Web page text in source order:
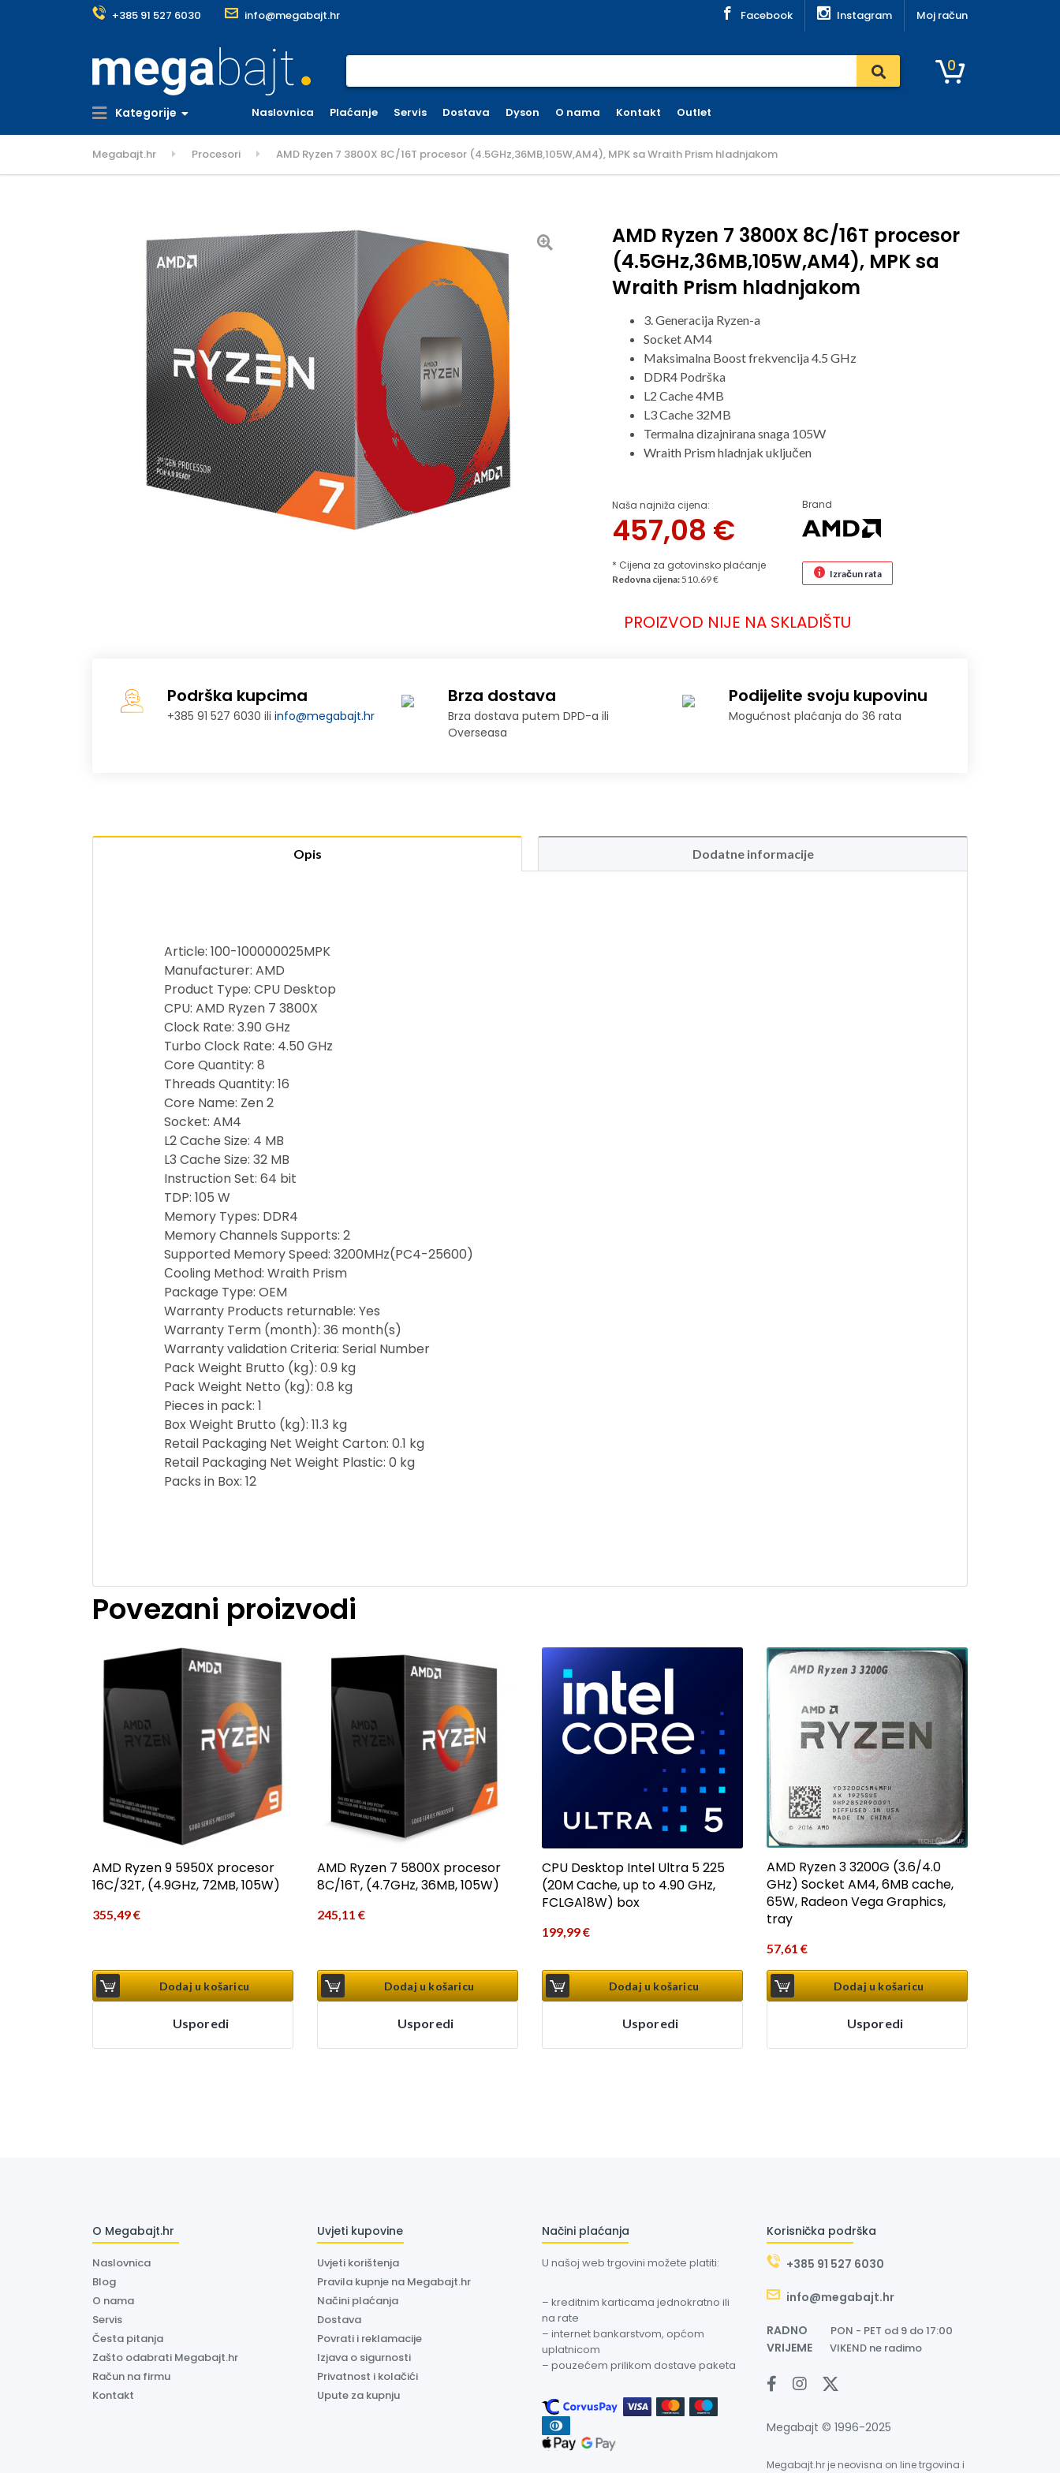
+385 91 527 6030 info@megabajt.hr Facebook Instagram Moj račun
0
Kategorije Naslovnica Plaćanje Servis Dostava Dyson O nama Kontakt Outlet
Megabajt.hr Procesori AMD Ryzen 7 3800X 8C/16T procesor (4.5GHz,36MB,105W,AM4), MPK sa Wraith Prism hladnjakom
AMD Ryzen 7 3800X 8C/16T procesor
(4.5GHz,36MB,105W,AM4), MPK sa
Wraith Prism hladnjakom
3. Generacija Ryzen-a
Socket AM4
Maksimalna Boost frekvencija 4.5 GHz
DDR4 Podrška
L2 Cache 4MB
L3 Cache 32MB
Termalna dizajnirana snaga 105W
Wraith Prism hladnjak uključen
Naša najniža cijena:
457,08 €
* Cijena za gotovinsko plaćanje
Brand
Redovna cijena:510.69 € Izračun rata
PROIZVOD NIJE NA SKLADIŠTU
Podrška kupcima
+385 91 527 6030 iliinfo@megabajt.hr
Brza dostava
Brza dostava putem DPD-a ili
Overseasa
Podijelite svoju kupovinu
Mogućnost plaćanja do 36 rata
Opis Dodatne informacije
Article: 100-100000025MPK
Manufacturer: AMD
Product Type: CPU Desktop
CPU: AMD Ryzen 7 3800X
Clock Rate: 3.90 GHz
Turbo Clock Rate: 4.50 GHz
Core Quantity: 8
Threads Quantity: 16
Core Name: Zen 2
Socket: AM4
L2 Cache Size: 4 MB
L3 Cache Size: 32 MB
Instruction Set: 64 bit
TDP: 105 W
Memory Types: DDR4
Memory Channels Supports: 2
Supported Memory Speed: 3200MHz(PC4-25600)
Сooling Method: Wraith Prism
Package Type: OEM
Warranty Products returnable: Yes
Warranty Term (month): 36 month(s)
Warranty validation Criteria: Serial Number
Pack Weight Brutto (kg): 0.9 kg
Pack Weight Netto (kg): 0.8 kg
Pieces in pack: 1
Box Weight Brutto (kg): 11.3 kg
Retail Packaging Net Weight Carton: 0.1 kg
Retail Packaging Net Weight Plastic: 0 kg
Packs in Box: 12
Povezani proizvodi
AMD Ryzen 9 5950X procesor
16C/32T, (4.9GHz, 72MB, 105W)
355,49€
Dodaj u košaricu
Usporedi
AMD Ryzen 7 5800X procesor
8C/16T, (4.7GHz, 36MB, 105W)
245,11 €
Dodaj u košaricu
Usporedi
CPU Desktop Intel Ultra 5 225
(20M Cache, up to 4.90 GHz,
FCLGA18W) box
199,99€
Dodaj u košaricu
Usporedi
AMD Ryzen 3 3200G (3.6/4.0
GHz) Socket AM4, 6MB cache,
65W, Radeon Vega Graphics,
tray
57,61 €
Dodaj u košaricu
Usporedi
O Megabajt.hr
Naslovnica
Blog
O nama
Servis
Česta pitanja
Zašto odabrati Megabajt.hr
Račun na firmu
Kontakt
Uvjeti kupovine
Uvjeti korištenja
Pravila kupnje na Megabajt.hr
Načini plaćanja
Dostava
Povrati i reklamacije
Izjava o sigurnosti
Privatnost i kolačići
Upute za kupnju
Načini plaćanja
U našoj web trgovini možete platiti:
– kreditnim karticama jednokratno ili
na rate
– internet bankarstvom, općom
uplatnicom
– pouzećem prilikom dostave paketa
Korisnička podrška
+385 91 527 6030
info@megabajt.hr
RADNO PON - PET od 9 do 17:00
VRIJEME VIKEND ne radimo
Megabajt © 1996-2025
Megabajt.hr je neovisna on line trgovina i